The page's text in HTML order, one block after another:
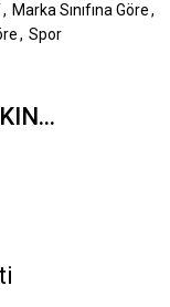
, Marka Sınıfına Göre,
, Spor